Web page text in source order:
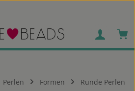
Perlen Formen Runde Perlen